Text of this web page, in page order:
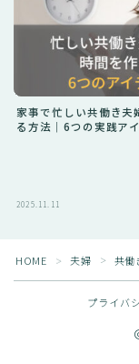
家事で忙しい共働き夫
る方法｜6つの実践ア
2025.11.11
HOME ＞ 夫婦 ＞ 共働
プライバ